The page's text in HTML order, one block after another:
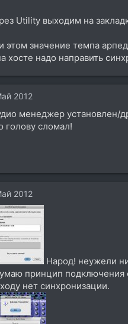
Utility выходим на
этом значение темпа
хосте надо направить
2012
менеджер установлен/
голову сломал!
2012
Народ! неужели
принцип подключения
нет синхронизации.